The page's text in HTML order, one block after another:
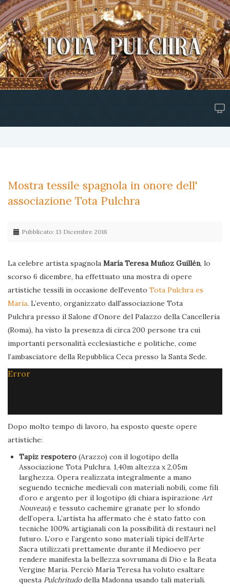
Mostra tessile spagnola in onore dell'
associazione Tota Pulchra
Pubblicato: 13 Dicembre 2018
La celebre artista spagnola María Teresa Muñoz Guillén, lo
scorso 6 dicembre, ha effettuato una mostra di opere
artistiche tessili in occasione dell'evento Tota Pulchra es
Maria. L’evento, organizzato dall'associazione Tota
Pulchra presso il Salone d’Onore del Palazzo della Cancelleria
(Roma), ha visto la presenza di circa 200 persone tra cui
importanti personalità ecclesiastiche e politiche, come
l’ambasciatore della Repubblica Ceca presso la Santa Sede.
Error
Dopo molto tempo di lavoro, ha esposto queste opere
artistiche:
Tapiz respotero (Arazzo) con il logotipo della
Associazione Tota Pulchra. 1,40m altezza x 2,05m
larghezza. Opera realizzata integralmente a mano
seguendo tecniche medievali con materiali nobili, come fili
d’oro e argento per il logotipo (di chiara ispirazioneArt
Nouveau) e tessuto cachemire granate per lo sfondo
dell’opera. L’artista ha affermato che è stato fatto con
tecniche 100% artigianali con la possibilità di restauri nel
futuro. L’oro e l’argento sono materiali tipici dell’Arte
Sacra utilizzati prettamente durante il Medioevo per
rendere manifesta la bellezza sovrumana di Dio e la Beata
Vergine Maria. Perciò María Teresa ha voluto esaltare
questa Pulchritudodella Madonna usando tali materiali.